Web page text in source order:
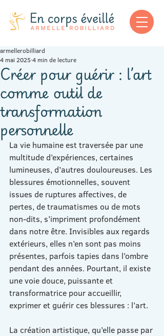
Créer pour guérir : l’art
comme outil de
transformation
personnelle
armellerobilliard
4 mai 2025 4 min de lecture
La vie humaine est traversée par une
multitude d’expériences, certaines
lumineuses, d’autres douloureuses. Les
blessures émotionnelles, souvent
issues de ruptures affectives, de
pertes, de traumatismes ou de mots
non-dits, s’impriment profondément
dans notre être. Invisibles aux regards
extérieurs, elles n’en sont pas moins
présentes, parfois tapies dans l’ombre
pendant des années. Pourtant, il existe
une voie douce, puissante et
transformatrice pour accueillir,
exprimer et guérir ces blessures : l’art.
La création artistique, qu’elle passe par